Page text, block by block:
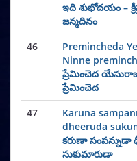
ఇది శుభోదయం –
జన్మదినం
46
Premincheda
Ninne
ప్రేమించెద
ప్రేమించెద
47
Karuna
dheeruda
కరుణా సంపన్నుడా
సుకుమారుడా